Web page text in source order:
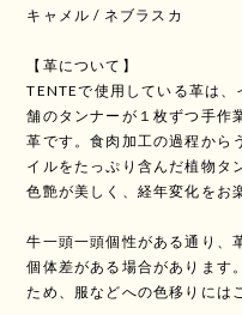
キャメル / ネブラスカ
【革について】
TENTEで使用している革は
舗のタンナーが１枚ずつ手作
革です。食肉加工の過程から
イルをたっぷり含んだ植物タ
色艶が美しく、経年変化をお
牛一頭一頭個性がある通り、
個体差がある場合があります
ため、服などへの色移りには